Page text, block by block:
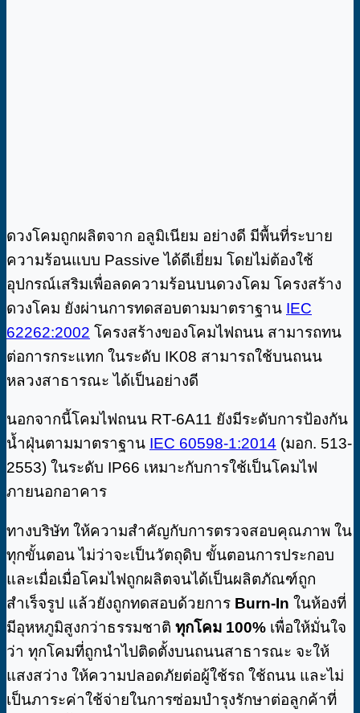
ดวงโคมถูกผลิตจาก อลูมิเนียม อย่างดี มีพื้นที่ระบาย
ความร้อนแบบ Passive ได้ดีเยี่ยม โดยไม่ต้องใช้
อุปกรณ์เสริมเพื่อลดความร้อนบนดวงโคม โครงสร้าง
ดวงโคม ยังผ่านการทดสอบตามมาตราฐาน IEC
62262:2002 โครงสร้างของโคมไฟถนน สามารถทน
ต่อการกระแทก ในระดับ IK08 สามารถใช้บนถนน
หลวงสาธารณะ ได้เป็นอย่างดี
นอกจากนี้โคมไฟถนน RT-6A11 ยังมีระดับการป้องกัน
น้ำฝุ่นตามมาตราฐาน IEC 60598-1:2014 (มอก. 513-
2553) ในระดับ IP66 เหมาะกับการใช้เป็นโคมไฟ
ภายนอกอาคาร
ทางบริษัท ให้ความสำคัญกับการตรวจสอบคุณภาพ ใน
ทุกขั้นตอน ไม่ว่าจะเป็นวัตถุดิบ ขั้นตอนการประกอบ
และเมื่อเมื่อโคมไฟถูกผลิตจนได้เป็นผลิตภัณฑ์ถูก
สำเร็จรูป แล้วยังถูกทดสอบด้วยการ Burn-In ในห้องที่
มีอุหหภูมิสูงกว่าธรรมชาติ ทุกโคม 100% เพื่อให้มั่นใจ
ว่า ทุกโคมที่ถูกนำไปติดตั้งบนถนนสาธารณะ จะให้
แสงสว่าง ให้ความปลอดภัยต่อผู้ใช้รถ ใช้ถนน และไม่
เป็นภาระค่าใช้จ่ายในการซ่อมบำรุงรักษาต่อลูกค้าที่